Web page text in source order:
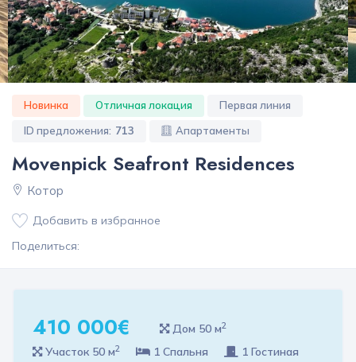
Новинка Отличная локация
Первая линия
ID предложения: 713 Апартаменты
Movenpick Seafront Residences
Котор
Добавить в избранное
Поделиться:
410 000€ Дом 50 м2
Участок 50 м2 1 Спальня
1 Гостиная